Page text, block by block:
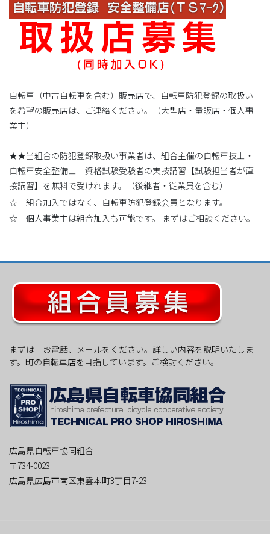
自転車（中古自転車を含む）販売店で、自転車防犯登録の取扱い
を希望の販売店は、ご連絡ください。（大型店・量販店・個人事
業主）
★★当組合の防犯登録取扱い事業者は、組合主催の自転車技士・
自転車安全整備士 資格試験受験者の実技講習【試験担当者が直
接講習】を無料で受けれます。（後継者・従業員を含む）
☆ 組合加入ではなく、自転車防犯登録会員となります。
☆ 個人事業主は組合加入も可能です。 まずはご相談ください。
まずは お電話、メールをください。詳しい内容を説明いたしま
す。町の自転車店を目指しています。ご検討ください。
広島県自転車協同組合
〒734-0023
広島県広島市南区東雲本町3丁目7-23